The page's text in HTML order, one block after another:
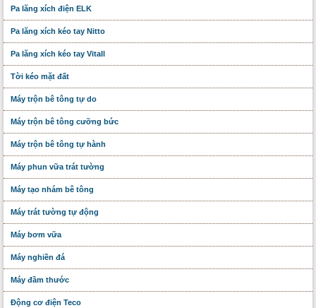
Pa lăng xích điện ELK
Pa lăng xích kéo tay Nitto
Pa lăng xích kéo tay Vitall
Tời kéo mặt đất
Máy trộn bê tông tự do
Máy trộn bê tông cưỡng bức
Máy trộn bê tông tự hành
Máy phun vữa trát tường
Máy tạo nhám bê tông
Máy trát tường tự động
Máy bơm vữa
Máy nghiền đá
Máy đầm thước
Động cơ điện Teco